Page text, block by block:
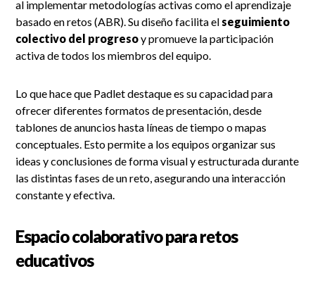
al implementar metodologías activas como el aprendizaje
basado en retos (ABR). Su diseño facilita elseguimiento
colectivo del progresoy promueve la participación
activa de todos los miembros del equipo.
Lo que hace que Padlet destaque es su capacidad para
ofrecer diferentes formatos de presentación, desde
tablones de anuncios hasta líneas de tiempo o mapas
conceptuales. Esto permite a los equipos organizar sus
ideas y conclusiones de forma visual y estructurada durante
las distintas fases de un reto, asegurando una interacción
constante y efectiva.
Espacio colaborativo para retos
educativos